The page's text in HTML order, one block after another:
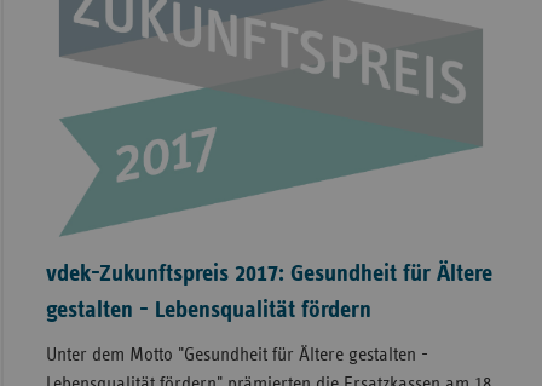
vdek-Zukunftspreis 2017: Gesundheit für Ältere
gestalten - Lebensqualität fördern
Unter dem Motto "Gesundheit für Ältere gestalten -